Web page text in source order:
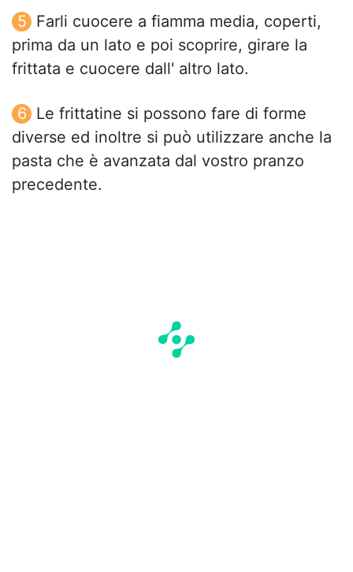
Farli cuocere a fiamma media, coperti,
prima da un lato e poi scoprire, girare la
frittata e cuocere dall' altro lato.
Le frittatine si possono fare di forme
diverse ed inoltre si può utilizzare anche la
pasta che è avanzata dal vostro pranzo
precedente.